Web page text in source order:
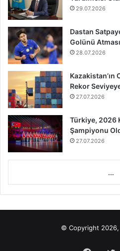
29.07.2026
Dastan
Golünü
28.07.2026
Rekor
27.07.2026
Türkiye, 2026
Şampiyonu
27.07.2026
...
© Copyright 2026,